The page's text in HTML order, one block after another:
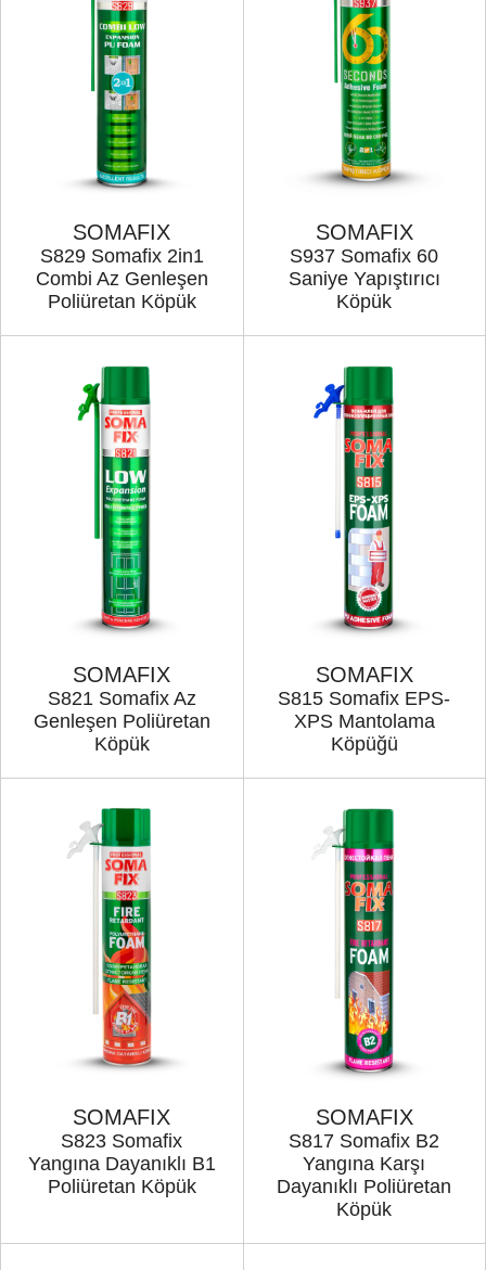
SOMAFIX
S829 Somafix 2in1
Combi Az Genleşen
Poliüretan Köpük
SOMAFIX
S937 Somafix 60
Saniye Yapıştırıcı
Köpük
SOMAFIX
S821 Somafix Az
Genleşen Poliüretan
Köpük
SOMAFIX
S815 Somafix EPS-
XPS Mantolama
Köpüğü
SOMAFIX
S823 Somafix
Yangına Dayanıklı B1
Poliüretan Köpük
SOMAFIX
S817 Somafix B2
Yangına Karşı
Dayanıklı Poliüretan
Köpük